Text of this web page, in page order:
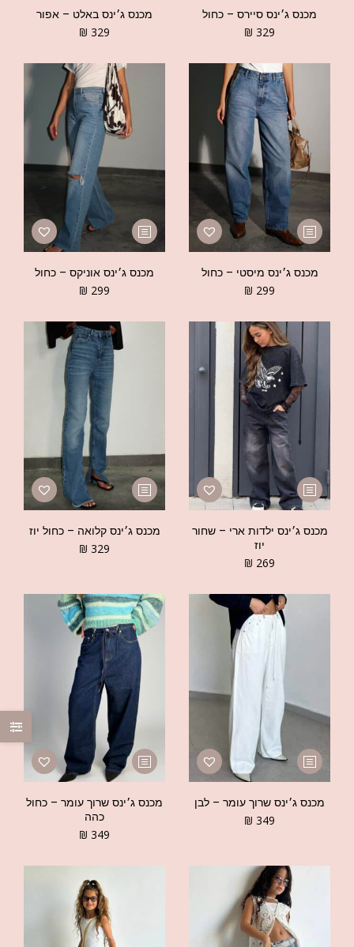
מכנס ג׳ינס סיירס – כחול
₪ 329
מכנס ג׳ינס באלט – אפור
₪ 329
מכנס ג׳ינס מיסטי – כחול
₪ 299
מכנס ג׳ינס אוניקס – כחול
₪ 299
מכנס ג׳ינס ילדות ארי – שחור
יוז
₪ 269
מכנס ג׳ינס קלואה – כחול יוז
₪ 329
מכנס ג׳ינס שרוך עומר – לבן
₪ 349
מכנס ג׳ינס שרוך עומר – כחול
כהה
₪ 349